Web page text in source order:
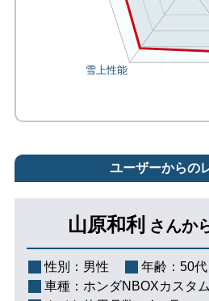
ユーザーからの
山原和利 さんか
性別： 男性 年齢： 50代
車種： ホンダNBOXカスタム